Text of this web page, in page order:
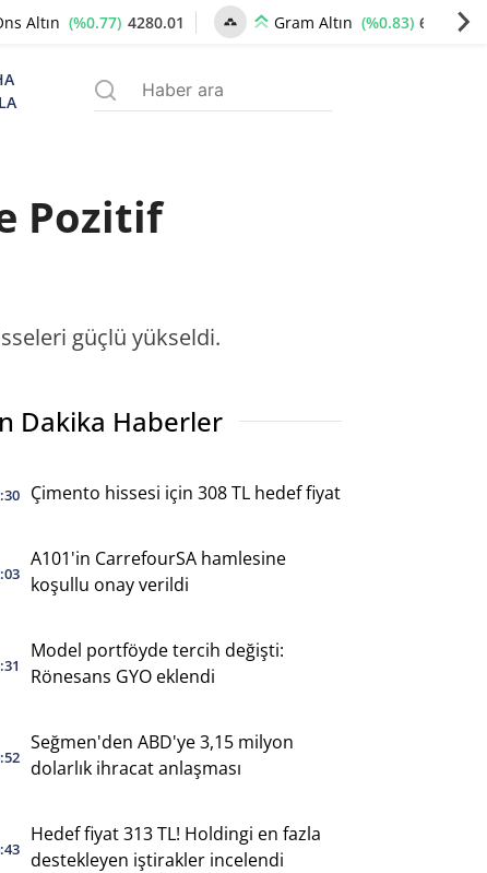
Altın (%0.77) 4280.01 Gram Altın (%0.83) 6549.87
Pozitif
güçlü yükseldi.
Dakika Haberler
Çimento hissesi için 308 TL hedef fiyat
A101'in CarrefourSA hamlesine
koşullu onay verildi
Model portföyde tercih değişti:
Rönesans GYO eklendi
Seğmen'den ABD'ye 3,15 milyon
dolarlık ihracat anlaşması
Hedef fiyat 313 TL! Holdingi en fazla
destekleyen iştirakler incelendi